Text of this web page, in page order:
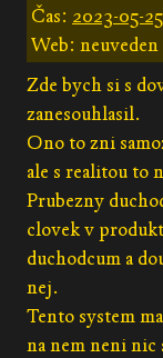
Čas: 2023-05-
Web: neuveden
Zde bych si s
zanesouhlasil.
Ono to zni
ale s realitou to
Prubezny
clovek v
duchodcum a
nej.
Tento system
na nem neni nic